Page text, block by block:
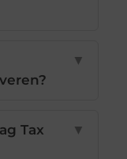
▼
Tax
▼